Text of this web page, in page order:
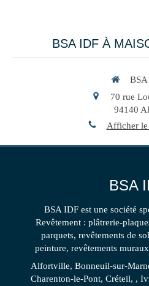
BSA IDF À
70 rue
94140
Afficher le
BSA
BSA IDF est une société
Revêtement : plâtrerie-
parquets, revêtements de
peinture, revêtements
Alfortville, Bonneuil-sur-
Charenton-le-Pont, Créteil, ,